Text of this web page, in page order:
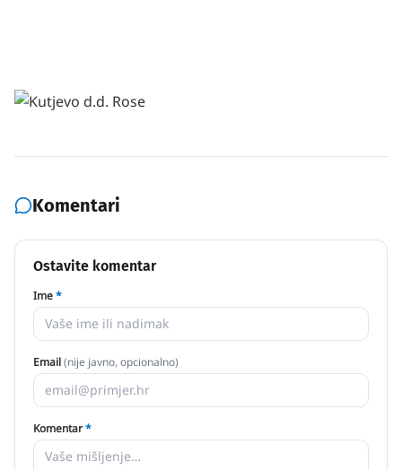
Komentari
Ostavite komentar
Ime*
Email(nije javno, opcionalno)
Komentar*